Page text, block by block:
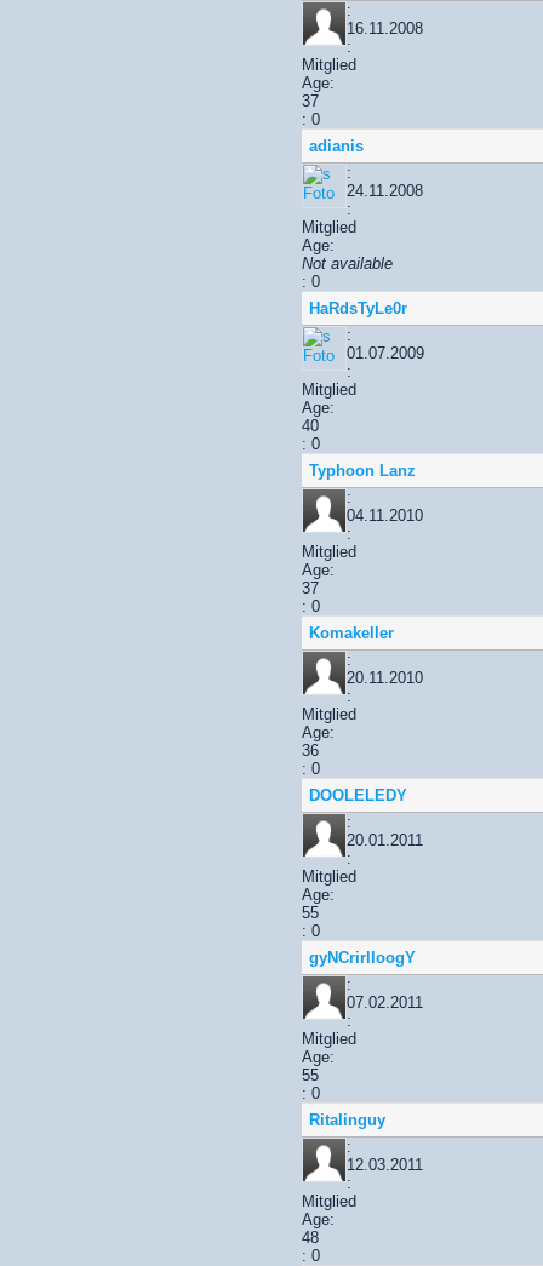
:
16.11.2008
:
Mitglied
Age:
37
: 0
adianis
:
24.11.2008
:
Mitglied
Age:
Not available
: 0
HaRdsTyLe0r
:
01.07.2009
:
Mitglied
Age:
40
: 0
Typhoon Lanz
:
04.11.2010
:
Mitglied
Age:
37
: 0
Komakeller
:
20.11.2010
:
Mitglied
Age:
36
: 0
DOOLELEDY
:
20.01.2011
:
Mitglied
Age:
55
: 0
gyNCrirlloogY
:
07.02.2011
:
Mitglied
Age:
55
: 0
Ritalinguy
:
12.03.2011
:
Mitglied
Age:
48
: 0